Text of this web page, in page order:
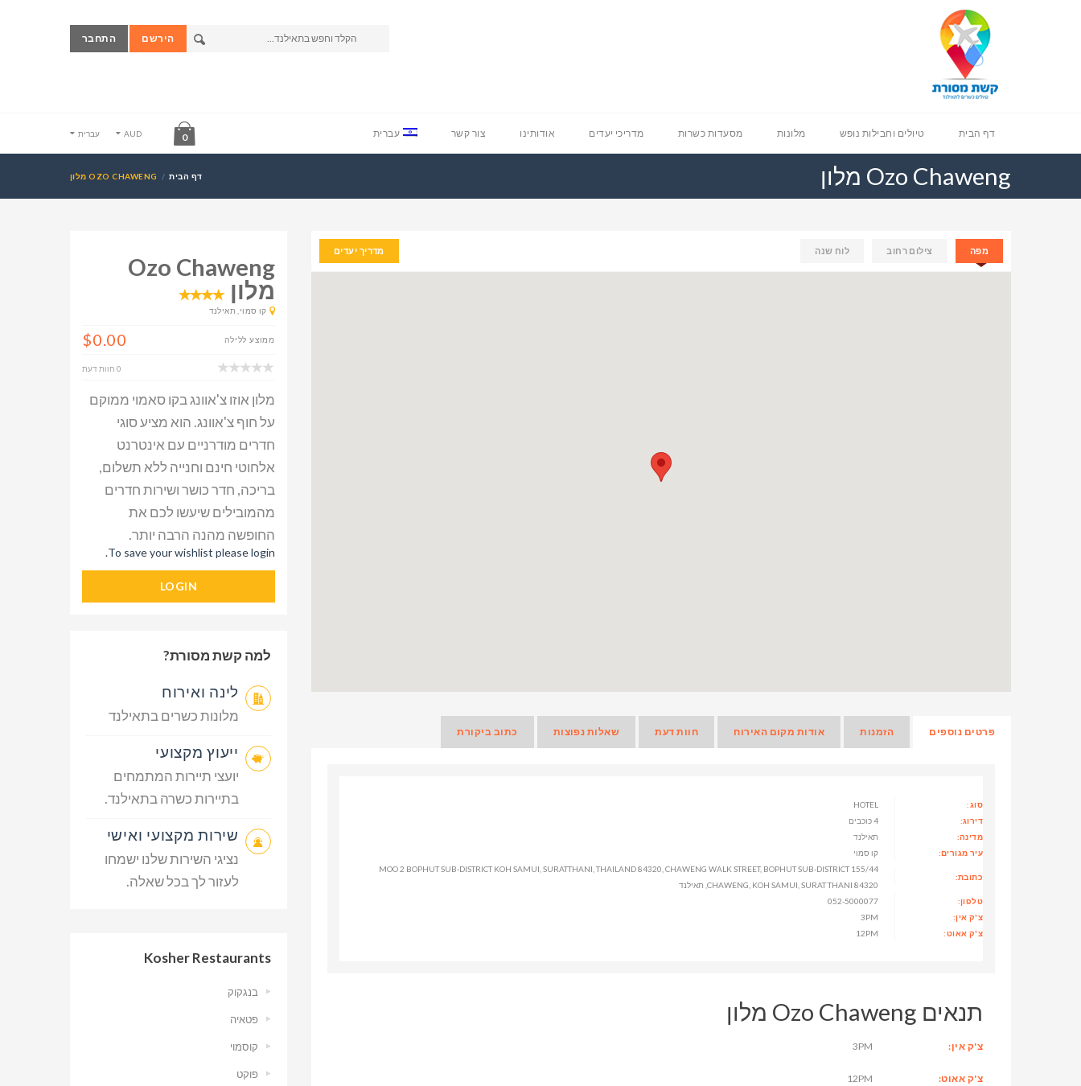
הירשם התחבר
דף הבית טיולים וחבילות נופש מלונות מסעדות כשרות מדריכי יעדים אודותינו צור קשר עברית 0
AUD עברית
Ozo Chaweng מלון דף הבית OZO CHAWENG מלון
מפה צילום רחוב לוח שנה מדריך יעדים
פרטים נוספים הזמנות אודות מקום האירוח חוות דעת שאלות נפוצות כתוב ביקורת
סוג:
HOTEL
דירוג:
4 כוכבים
מדינה:
תאילנד
עיר מגורים:
קו סמוי
כתובת:
155/44 MOO 2 BOPHUT SUB-DISTRICT KOH SAMUI, SURATTHANI, THAILAND 84320, CHAWENG WALK STREET, BOPHUT SUB-DISTRICT
CHAWENG, KOH SAMUI, SURAT THANI 84320, תאילנד
טלפון:
052-5000077
צ'ק אין:
3PM
צ'ק אאוט:
12PM
תנאים Ozo Chaweng מלון
צ'ק אין: 3PM
צ'ק אאוט: 12PM
Ozo Chaweng
מלון
קו סמוי, תאילנד
ממוצע ללילה $0.00
0 חוות דעת
מלון אוזו צ'אוונג בקו סאמוי ממוקם
על חוף צ'אוונג. הוא מציע סוגי
חדרים מודרניים עם אינטרנט
אלחוטי חינם וחנייה ללא תשלום,
בריכה, חדר כושר ושירות חדרים
מהמובילים שיעשו לכם את
החופשה מהנה הרבה יותר.
To save your wishlist please login.
LOGIN
למה קשת מסורת?
לינה ואירוח
מלונות כשרים בתאילנד
ייעוץ מקצועי
יועצי תיירות המתמחים
בתיירות כשרה בתאילנד.
שירות מקצועי ואישי
נציגי השירות שלנו ישמחו
לעזור לך בכל שאלה.
Kosher Restaurants
בנגקוק
פטאיה
קוסמוי
פוקט